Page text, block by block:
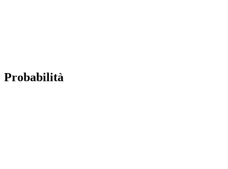
Probabilità